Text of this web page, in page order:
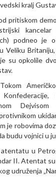
kralj
pritiskom
kancelar
podneo je
Veliku
su opkolile
je robovima
budu vojnici u
u
II. Atentat
udruženja